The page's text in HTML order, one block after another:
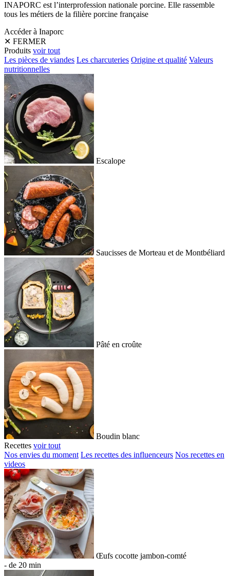
INAPORC est l’interprofession nationale porcine. Elle rassemble
tous les métiers de la filière porcine française
Accéder à Inaporc
✕ FERMER
Produits voir tout
Les pièces de viandes Les charcuteries Origine et qualité Valeurs
nutritionnelles
Escalope
Saucisses de Morteau et de Montbéliard
Pâté en croûte
Boudin blanc
Recettes voir tout
Nos envies du moment Les recettes des influenceurs Nos recettes en
videos
Œufs cocotte jambon-comté
- de 20 min